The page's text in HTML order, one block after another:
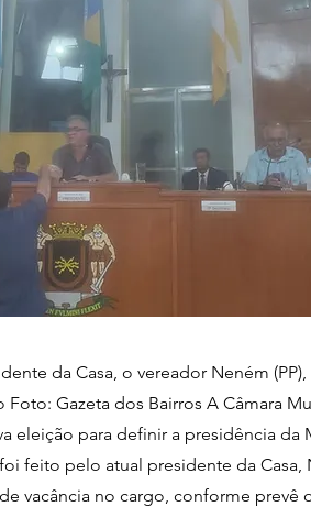
da Casa, o vereador Neném
Gazeta dos Bairros A Câmara
eleição para definir a presidência da
feito pelo atual presidente da Casa,
vacância no cargo, conforme prevê